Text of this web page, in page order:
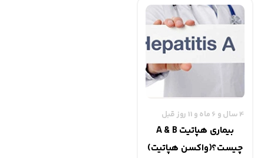
4 سال و 6 ماه و 11 روز قبل
بیماری هپاتیت A & B
چیست؟(واکسن هپاتیت)